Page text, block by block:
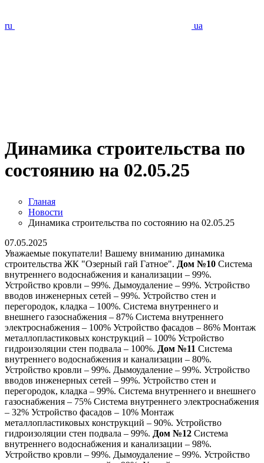
ru ua
Динамика строительства по
состоянию на 02.05.25
Гланая
Новости
Динамика строительства по состоянию на 02.05.25
07.05.2025
Уважаемые покупатели! Вашему вниманию динамика
строительства ЖК "Озерный гай Гатное". Дом №10 Система
внутреннего водоснабжения и канализации – 99%.
Устройство кровли – 99%. Дымоудаление – 99%. Устройство
вводов инженерных сетей – 99%. Устройство стен и
перегородок, кладка – 100%. Система внутреннего и
внешнего газоснабжения – 87% Система внутреннего
электроснабжения – 100% Устройство фасадов – 86% Монтаж
металлопластиковых конструкций – 100% Устройство
гидроизоляции стен подвала – 100%. Дом №11 Система
внутреннего водоснабжения и канализации – 80%.
Устройство кровли – 99%. Дымоудаление – 99%. Устройство
вводов инженерных сетей – 99%. Устройство стен и
перегородок, кладка – 99%. Система внутреннего и внешнего
газоснабжения – 75% Система внутреннего электроснабжения
– 32% Устройство фасадов – 10% Монтаж
металлопластиковых конструкций – 90%. Устройство
гидроизоляции стен подвала – 99%. Дом №12 Система
внутреннего водоснабжения и канализации – 98%.
Устройство кровли – 99%. Дымоудаление – 99%. Устройство